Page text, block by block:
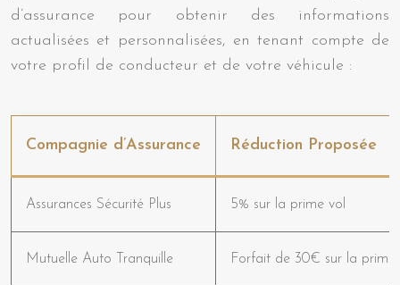
d’assurance pour obtenir des informations
actualisées et personnalisées, en tenant compte de
votre profil de conducteur et de votre véhicule :
Compagnie d’Assurance Réduction Proposée
Assurances Sécurité Plus 5% sur la prime vol
Mutuelle Auto Tranquille Forfait de 30€ sur la prime